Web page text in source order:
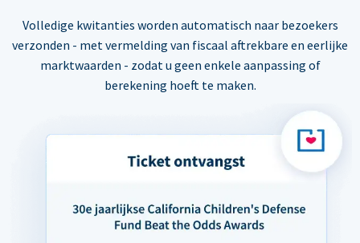
Volledige kwitanties worden automatisch naar bezoekers
verzonden - met vermelding van fiscaal aftrekbare en eerlijke
marktwaarden - zodat u geen enkele aanpassing of
berekening hoeft te maken.